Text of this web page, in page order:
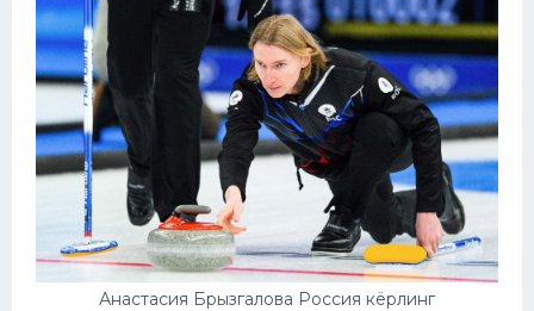
Анастасия Брызгалова Россия кёрлинг